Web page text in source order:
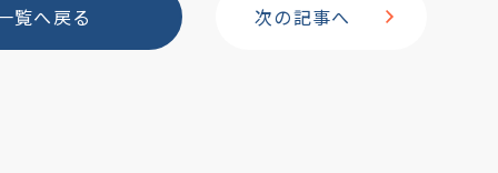
o 次の記事へ
覧へ戻る